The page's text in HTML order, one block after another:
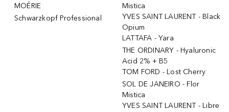
MOÉRIE
Schwarzkopf Professional
Mistica
YVES SAINT LAURENT - Black
Opium
LATTAFA - Yara
THE ORDINARY - Hyaluronic
Acid 2% + B5
TOM FORD - Lost Cherry
SOL DE JANEIRO - Flor
Mistica
YVES SAINT LAURENT - Libre